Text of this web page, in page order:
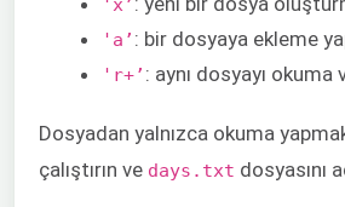
'x’
'a’ : bir dosyaya ekleme
'r+’ : aynı dosyayı okuma
Dosyadan yalnızca okuma
çalıştırın ve days.txt dosyasını